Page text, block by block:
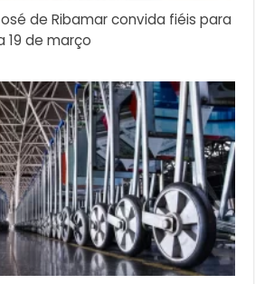
de Ribamar convida fiéis para
19 de março